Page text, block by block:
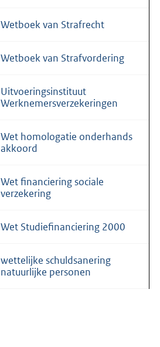
Wetboek van Strafrecht
Wetboek van Strafvordering
Uitvoeringsinstituut
Werknemersverzekeringen
Wet homologatie onderhands
akkoord
Wet financiering sociale
verzekering
Wet Studiefinanciering 2000
wettelijke schuldsanering
natuurlijke personen